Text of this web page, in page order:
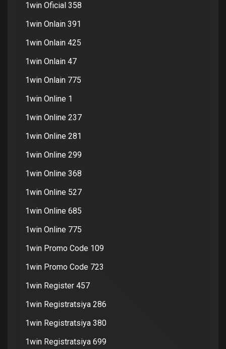
1win Oficial 358
1win Onlain 391
1win Onlain 425
1win Onlain 47
1win Onlain 775
1win Online 1
1win Online 237
1win Online 281
1win Online 299
1win Online 368
1win Online 527
1win Online 685
1win Online 775
1win Promo Code 109
1win Promo Code 723
1win Register 457
1win Registratsiya 286
1win Registratsiya 380
1win Registratsiya 699